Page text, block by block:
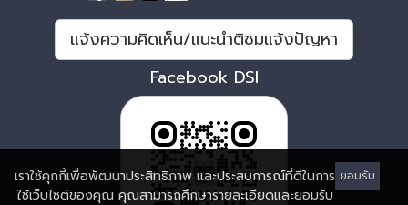
แจ้งความคิดเห็น/แนะนำติชมแจ้งปัญหา
Facebook DSI
ยอมรับ
เราใช้คุกกี้เพื่อพัฒนาประสิทธิภาพ และประสบการณ์ที่ดีในการ
ใช้เว็บไซต์ของคุณ คุณสามารถศึกษารายละเอียดและยอมรับ